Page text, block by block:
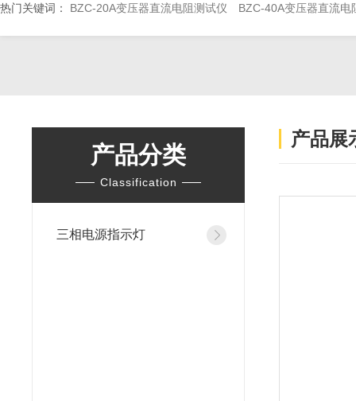
热门关键词： BZC-20A变压器直流电阻测试仪 BZC-40A变压器直流电
产品分类
Classification
三相电源指示灯
产品展